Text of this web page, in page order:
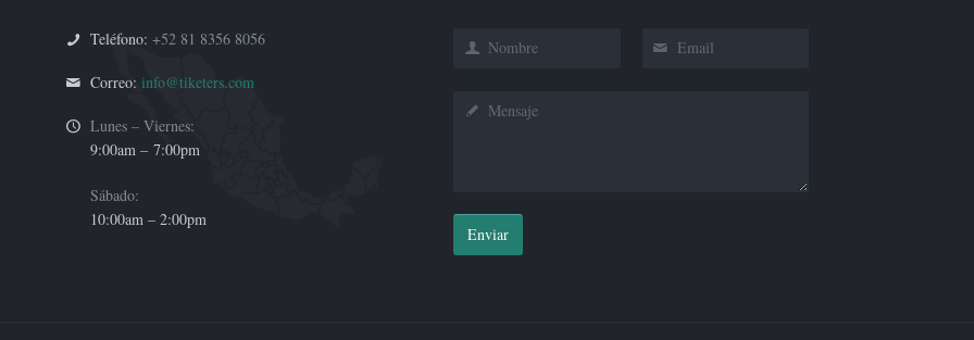
Teléfono: +52 81 8356 8056
Correo: info@tiketers.com
Lunes – Viernes:
9:00am –7:00pm
Sábado:
10:00am – 2:00pm
Enviar